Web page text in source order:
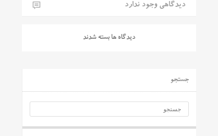
دیدگاهی وجود ندارد
دیدگاه ها بسته شدند
جستجو